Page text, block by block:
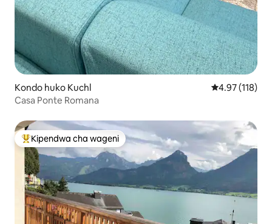
Kondo huko Kuchl Ukadiriaji wa
4.97 (118)
Casa Ponte Romana
Kipendwa maarufu cha wageni
Kipendwa cha wageni